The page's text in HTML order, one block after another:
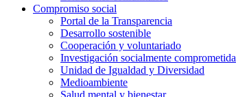
Compromiso social
Portal de la Transparencia
Desarrollo sostenible
Cooperación y voluntariado
Investigación socialmente comprometida
Unidad de Igualdad y Diversidad
Medioambiente
Salud mental y bienestar